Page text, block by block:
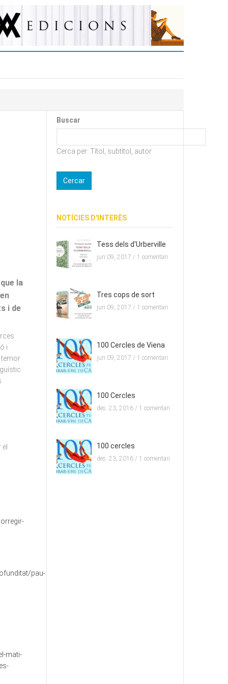
la
i de
i
temor
pau-
mati-
Buscar
Cerca per: Títol, subtítol, autor
NOTÍCIES D'INTERÈS
Tess dels d'Urberville
jun 09, 2017 / 1 comentari
Tres cops de sort
jun 09, 2017 / 1 comentari
100 Cercles de Viena
jun 09, 2017 / 1 comentari
100 Cercles
des. 23, 2016 / 1 comentari
100 cercles
des. 23, 2016 / 1 comentari